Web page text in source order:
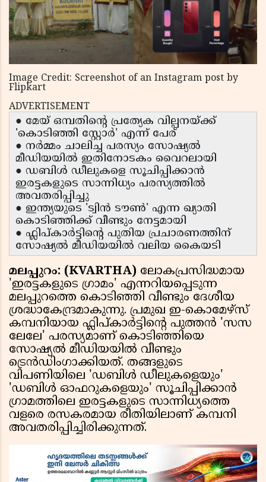
Image Credit: Screenshot of an Instagram post by
Flipkart
ADVERTISEMENT
● മേയ് ഒമ്പതിൻ്റെ പ്രത്യേക വില്പനയ്ക്ക്
'കൊടിഞ്ഞി സ്റ്റോർ' എന്ന് പേര്
● നർമ്മം ചാലിച്ച പരസ്യം സോഷ്യൽ
മീഡിയയിൽ ഇതിനോടകം വൈറലായി
● ഡബിൾ ഡീലുകളെ സൂചിപ്പിക്കാൻ
ഇരട്ടകളുടെ സാന്നിധ്യം പരസ്യത്തിൽ
അവതരിപ്പിച്ചു
● ഇന്ത്യയുടെ 'ട്വിൻ ടൗൺ' എന്ന ഖ്യാതി
കൊടിഞ്ഞിക്ക് വീണ്ടും നേട്ടമായി
● ഫ്ലിപ്കാർട്ടിൻ്റെ പുതിയ പ്രചാരണത്തിന്
സോഷ്യൽ മീഡിയയിൽ വലിയ കൈയടി
മലപ്പുറം: (KVARTHA) ലോകപ്രസിദ്ധമായ
'ഇരട്ടകളുടെ ഗ്രാമം' എന്നറിയപ്പെടുന്ന
മലപ്പുറത്തെ കൊടിഞ്ഞി വീണ്ടും ദേശീയ
ശ്രദ്ധാകേന്ദ്രമാകുന്നു. പ്രമുഖ ഇ-കൊമേഴ്‌സ്
കമ്പനിയായ ഫ്ലിപ്കാർട്ടിൻ്റെ പുത്തൻ 'സസ
ലേലേ' പരസ്യമാണ് കൊടിഞ്ഞിയെ
സോഷ്യൽ മീഡിയയിൽ വീണ്ടും
ട്രെൻഡിംഗാക്കിയത്. തങ്ങളുടെ
വിപണിയിലെ 'ഡബിൾ ഡീലുകളെയും'
'ഡബിൾ ഓഫറുകളെയും' സൂചിപ്പിക്കാൻ
ഗ്രാമത്തിലെ ഇരട്ടകളുടെ സാന്നിധ്യത്തെ
വളരെ രസകരമായ രീതിയിലാണ് കമ്പനി
അവതരിപ്പിച്ചിരിക്കുന്നത്.